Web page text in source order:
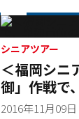
る。インスター
番２メートル、
２メートル、４
センチ。ショッ
大要因だ。
シニアツアー
＜福岡シニ
御」作戦で
指す
2016年11月09日